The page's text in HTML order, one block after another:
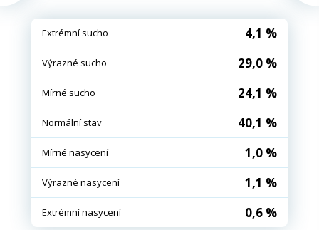
Extrémní sucho 4,1 %
Výrazné sucho 29,0 %
Mírné sucho 24,1 %
Normální stav 40,1 %
Mírné nasycení 1,0 %
Výrazné nasycení 1,1 %
Extrémní nasycení 0,6 %